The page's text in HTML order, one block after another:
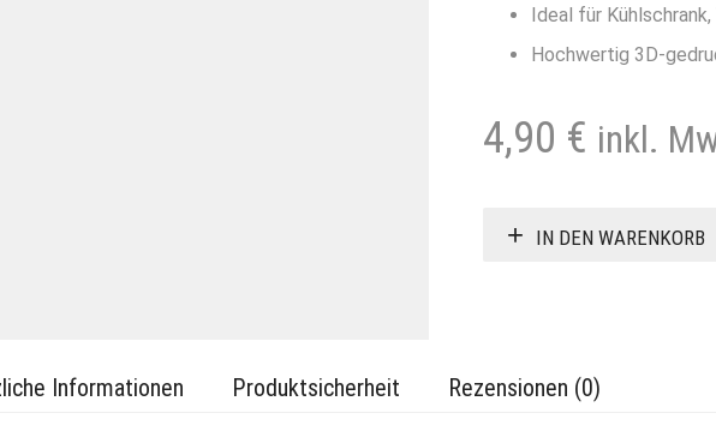
Ideal für
Hochwertig 3D-
4,90 € inkl.
IN DEN WARENKORB
Informationen Produktsicherheit Rezensionen (0)